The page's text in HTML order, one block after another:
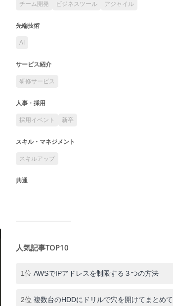
チーム開発 ビジネスツール アジャイル
先端技術
AI
サービス紹介
研修サービス
人事・採用
採用イベント 新卒
スキル・マネジメント
スキルアップ
共通
人気記事TOP10
1位 AWSでIPアドレスを制限する３つの方法
2位 複数台のHDDにドリルで穴を開けてまとめて